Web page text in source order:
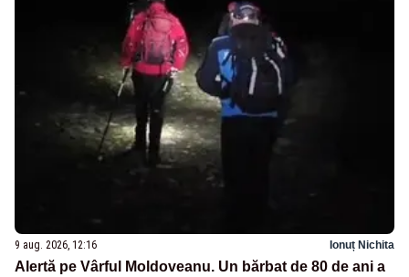
9 aug. 2026, 12:16 Ionuț Nichita
Alertă pe Vârful Moldoveanu. Un bărbat de 80 de ani a